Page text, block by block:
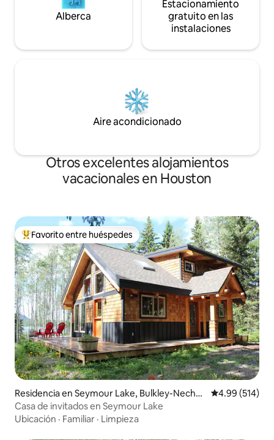
Alberca
Estacionamiento
gratuito en las
instalaciones
Aire acondicionado
Otros excelentes alojamientos
vacacionales en Houston
De los mejores en Favorito entre huéspedes
Favorito entre huéspedes
Residencia en Seymour Lake, Bulkley-Nechak
o-A
Calificación
4.99 (514)
Casa de invitados en Seymour Lake
Ubicación · Familiar · Limpieza